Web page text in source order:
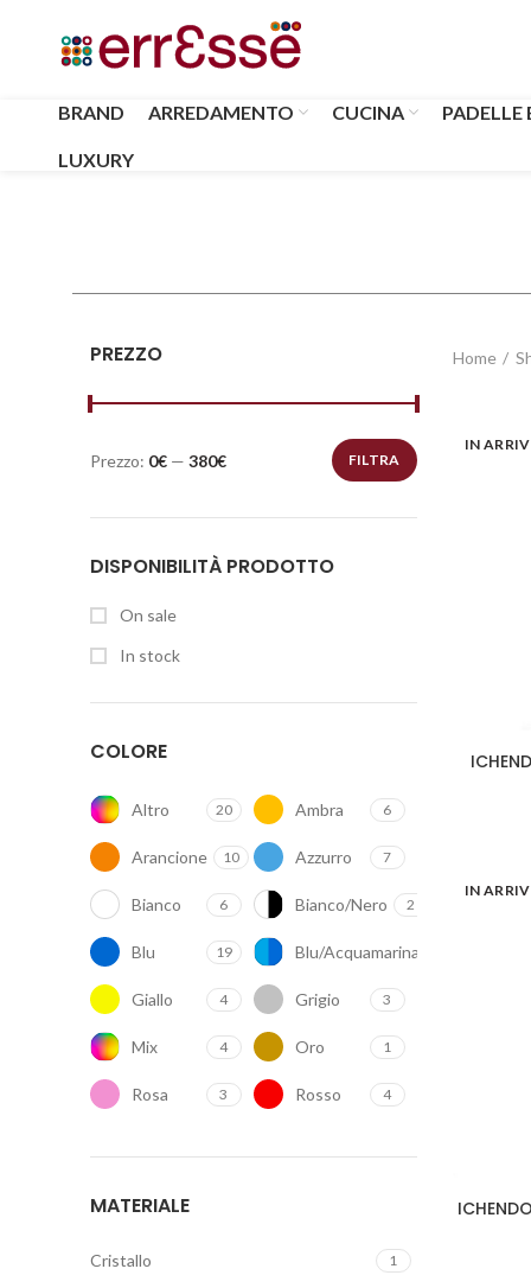
BRAND ARREDAMENTO CUCINA PADELLE
LUXURY
PREZZO
FILTRA
Prezzo: 0€ — 380€
DISPONIBILITÀ PRODOTTO
On sale
In stock
COLORE
Altro 20 Ambra 6
Arancione 10 Azzurro 7
Bianco 6 Bianco/Nero 2
Blu 19 Blu/Acquamarina
Giallo 4 Grigio 3
Mix 4 Oro 1
Rosa 3 Rosso 4
Chiaro
Marrone 4
MATERIALE
Cristallo 1
Home
IN
IN